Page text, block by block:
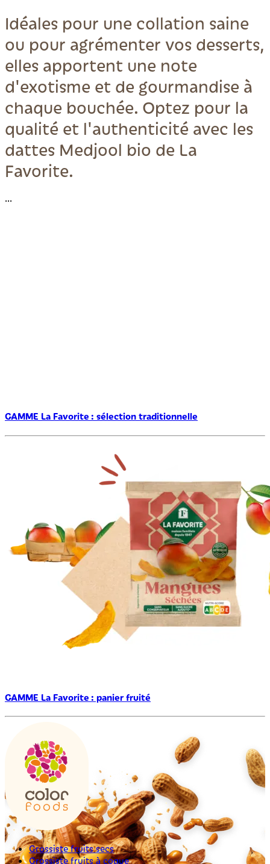
Idéales pour une collation saine
ou pour agrémenter vos desserts,
elles apportent une note
d'exotisme et de gourmandise à
chaque bouchée. Optez pour la
qualité et l'authenticité avec les
dattes Medjool bio de La
Favorite.
...
GAMME La Favorite : sélection traditionnelle
GAMME La Favorite : panier fruité
Grossiste fruits secs
Grossiste fruits à coque